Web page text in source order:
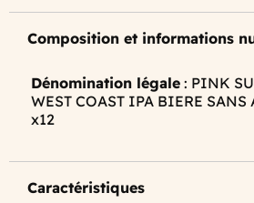
Composition et informations
Dénomination légale : PINK
WEST COAST IPA BIERE SANS
x12
Caractéristiques